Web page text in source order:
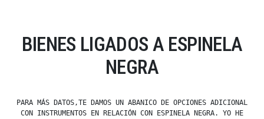
BIENES LIGADOS A ESPINELA
NEGRA
PARA MÁS DATOS,TE DAMOS UN ABANICO DE OPCIONES ADICIONAL
CON INSTRUMENTOS EN RELACIÓN CON ESPINELA NEGRA. YO HE